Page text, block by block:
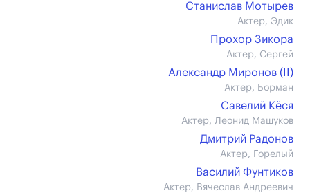
Станислав Мотырев
Актер, Эдик
Прохор Зикора
Актер, Сергей
Александр Миронов (II)
Актер, Борман
Савелий Кёся
Актер, Леонид Машуков
Дмитрий Радонов
Актер, Горелый
Василий Фунтиков
Актер, Вячеслав Андреевич